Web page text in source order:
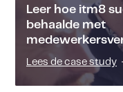
Leer hoe itm8
behaalde met
Lees de case study